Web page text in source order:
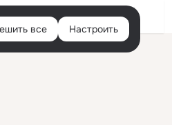
Войти
все Настроить